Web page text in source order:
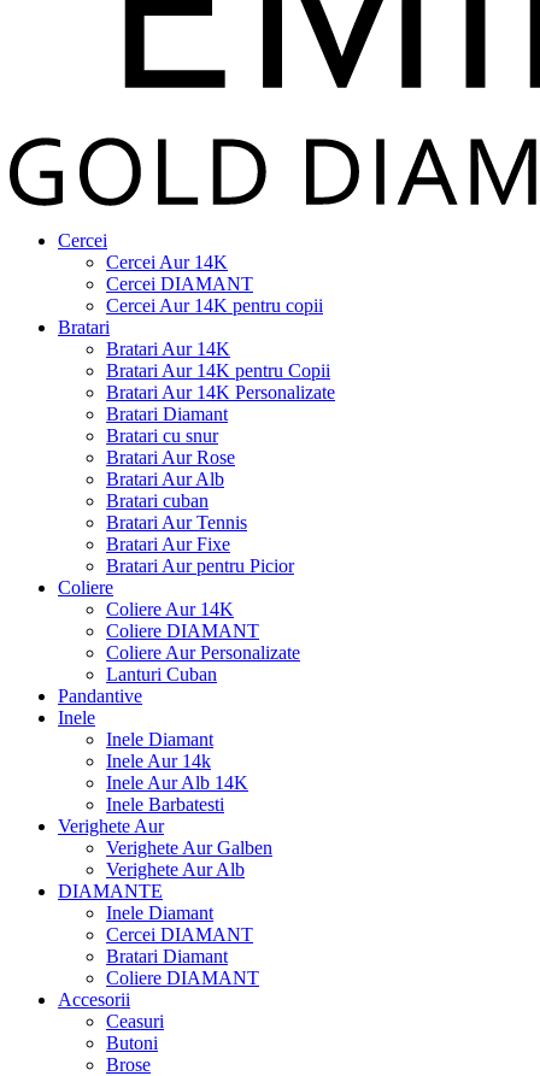
Cercei
Cercei Aur 14K
Cercei DIAMANT
Cercei Aur 14K pentru copii
Bratari
Bratari Aur 14K
Bratari Aur 14K pentru Copii
Bratari Aur 14K Personalizate
Bratari Diamant
Bratari cu snur
Bratari Aur Rose
Bratari Aur Alb
Bratari cuban
Bratari Aur Tennis
Bratari Aur Fixe
Bratari Aur pentru Picior
Coliere
Coliere Aur 14K
Coliere DIAMANT
Coliere Aur Personalizate
Lanturi Cuban
Pandantive
Inele
Inele Diamant
Inele Aur 14k
Inele Aur Alb 14K
Inele Barbatesti
Verighete Aur
Verighete Aur Galben
Verighete Aur Alb
DIAMANTE
Inele Diamant
Cercei DIAMANT
Bratari Diamant
Coliere DIAMANT
Accesorii
Ceasuri
Butoni
Brose